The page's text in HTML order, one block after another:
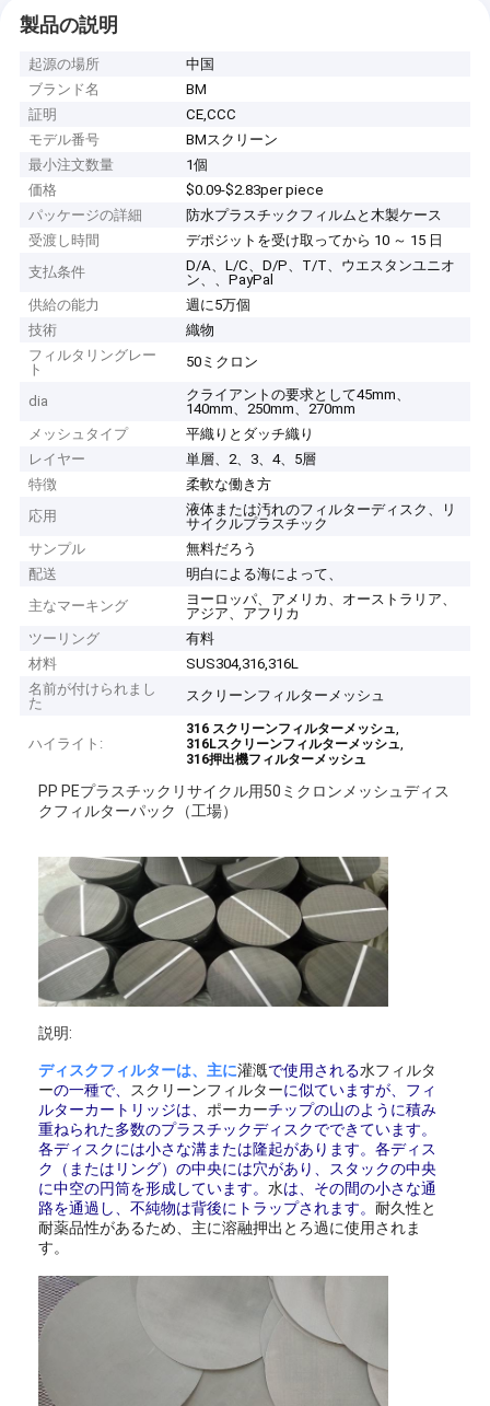
製品の説明
起源の場所
中国
ブランド名
BM
証明
CE,CCC
モデル番号
BMスクリーン
最小注文数量
1個
価格
$0.09-$2.83per piece
パッケージの詳細
防水プラスチックフィルムと木製ケース
受渡し時間
デポジットを受け取ってから 10 ～ 15 日
支払条件
D/A、L/C、D/P、T/T、ウエスタンユニオ
ン、、PayPal
供給の能力
週に5万個
技術
織物
フィルタリングレー
ト
50ミクロン
dia
クライアントの要求として45mm、
140mm、250mm、270mm
メッシュタイプ
平織りとダッチ織り
レイヤー
単層、2、3、4、5層
特徴
柔軟な働き方
応用
液体または汚れのフィルターディスク、リ
サイクルプラスチック
サンプル
無料だろう
配送
明白による海によって、
主なマーキング
ヨーロッパ、アメリカ、オーストラリア、
アジア、アフリカ
ツーリング
有料
材料
SUS304,316,316L
名前が付けられまし
た
スクリーンフィルターメッシュ
ハイライト:
316 スクリーンフィルターメッシュ,
316Lスクリーンフィルターメッシュ,
316押出機フィルターメッシュ
PP PEプラスチックリサイクル用50ミクロンメッシュディス
クフィルターパック（工場）
説明:
ディスクフィルターは、主に灌漑で使用される水フィルタ
ーの一種で、 スクリーンフィルターに似ていますが、フィ
ルターカートリッジは、 ポーカーチップの山のように積み
重ねられた多数のプラスチックディスクでできています。
各ディスクには小さな溝または隆起があります。各ディス
ク（またはリング）の中央には穴があり、スタックの中央
に中空の円筒を形成しています。水は、その間の小さな通
路を通過し、不純物は背後にトラップされます。耐久性と
耐薬品性があるため、主に溶融押出とろ過に使用されま
す。